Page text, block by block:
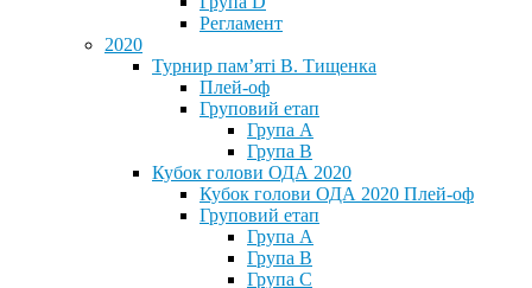
Регламент
2020
Турнир пам’яті В. Тищенка
Плей-оф
Груповий етап
Група А
Група В
Кубок голови ОДА 2020
Кубок голови ОДА 2020 Плей-оф
Груповий етап
Група A
Група B
Група C